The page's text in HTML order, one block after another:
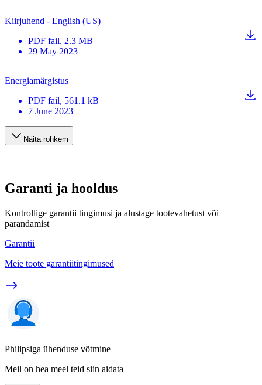
Kiirjuhend - English (US)
PDF fail, 2.3 MB
29 May 2023
Energiamärgistus
PDF fail, 561.1 kB
7 June 2023
Näita rohkem
Garanti ja hooldus
Kontrollige garantii tingimusi ja alustage tootevahetust või
parandamist
Garantii
Meie toote garantiitingimused
Philipsiga ühenduse võtmine
Meil on hea meel teid siin aidata